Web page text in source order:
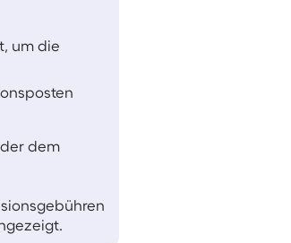
um die
dem